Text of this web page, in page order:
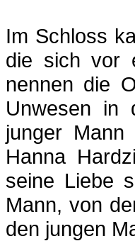
Im Schloss
die sich vor
nennen die
Unwesen in
junger
Hanna
seine Liebe
Mann, von
den jungen